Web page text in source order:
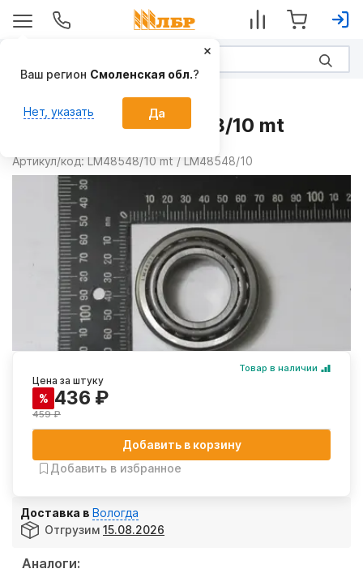
Подшипник LM48548/10 mt
Артикул/код: LM48548/10 mt / LM48548/10
Аналоги:
Товар в наличии
Цена за штуку
% 436 ₽
459 ₽
Добавить в корзину
Добавить в избранное
Доставка в Вологда
Отгрузим 15.08.2026
Ваш регион Смоленская обл.?
Нет, указать Да